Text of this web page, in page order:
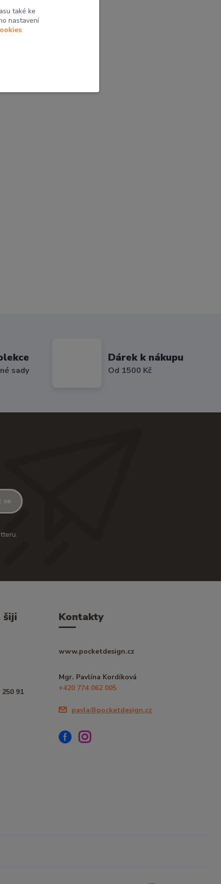
pocit
sady
Dárek k nákupu
Od 1500 Kč
se
šiji
91
Kontakty
www.pocketdesign.cz
Mgr. Pavlína Kordíková
+420 774 062 005
pavla@pocketdesign.cz
také ke
nastavení